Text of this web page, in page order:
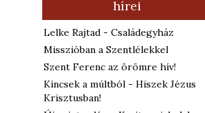
hírei
Lelke Rajtad - Családegyház
Misszióban a Szentlélekkel
Szent Ferenc az örömre hív!
Kincsek a múltból - Hiszek Jézus
Krisztusban!